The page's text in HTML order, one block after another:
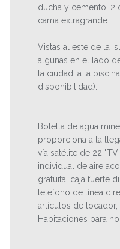
ducha y cemento, 2
cama extragrande.
Vistas al este de la
algunas en el lado
la ciudad, a la
disponibilidad).
Botella de agua
proporciona a la
vía satélite de 22
individual de aire
gratuita, caja fuerte
teléfono de línea
artículos de tocador,
Habitaciones para